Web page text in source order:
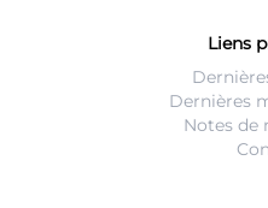
Liens
Dernières
Notes de